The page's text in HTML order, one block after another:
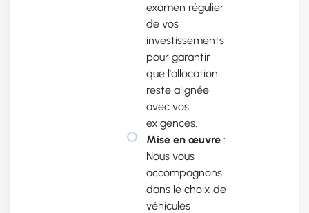
examen régulier
de vos
investissements
pour garantir
que l'allocation
reste alignée
avec vos
exigences.
Mise en œuvre:
Nous vous
accompagnons
dans le choix de
véhicules